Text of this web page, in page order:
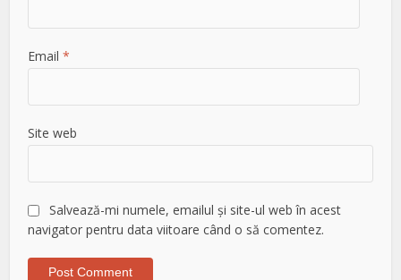
Email*
Site web
Salvează-mi numele, emailul și site-ul web în acest
navigator pentru data viitoare când o să comentez.